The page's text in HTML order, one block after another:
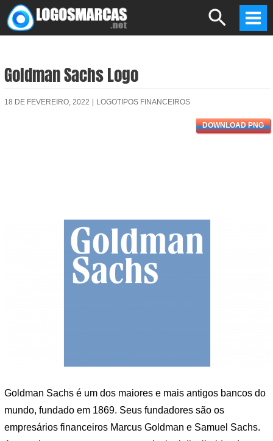
Skip
to
Search
Goldman Sachs Logo
18 DE FEVEREIRO, 2022 LOGOTIPOS FINANCEIROS
DOWNLOAD PNG
Goldman Sachs é um dos maiores e mais antigos bancos do
mundo, fundado em 1869. Seus fundadores são os
empresários financeiros Marcus Goldman e Samuel Sachs.